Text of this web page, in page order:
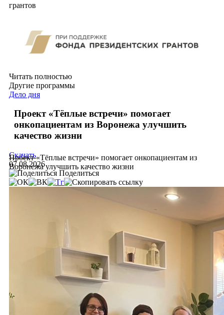
грантов
Читать полностью
Другие программы
Дело дня
Проект «Тёплые встречи» помогает
онкопациентам из Воронежа улучшить
качество жизни
Проект «Тёплые встречи» помогает онкопациентам из
Воронежа улучшить качество жизни
Скачать
07.08.2026
Поделиться